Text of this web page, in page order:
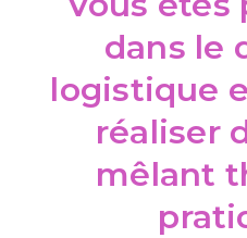
dans le
logistique
réaliser
mêlant